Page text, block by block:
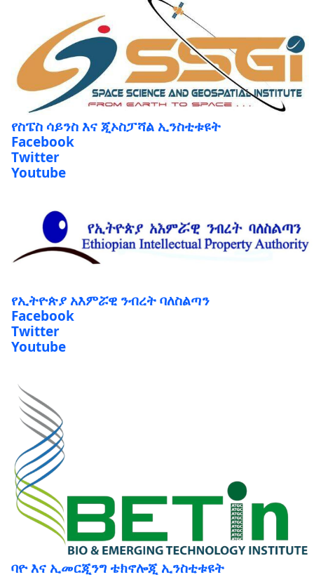
የስፔስ ሳይንስ እና ጂኦስፓሻል ኢንስቲቱዩት
Facebook
Twitter
Youtube
የኢትዮጵያ አእምሯዊ ንብረት ባለስልጣን
Facebook
Twitter
Youtube
ባዮ እና ኢመርጂንግ ቴክኖሎጂ ኢንስቲቱዩት